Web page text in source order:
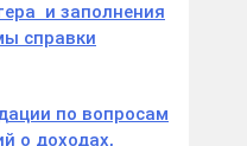
и заполнения
справки
по вопросам
о доходах,